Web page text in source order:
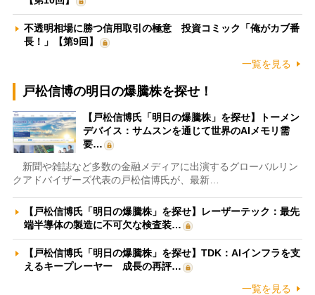
不透明相場に勝つ信用取引の極意 投資コミック「俺がカブ番
長！」【第9回】
一覧を見る
戸松信博の明日の爆騰株を探せ！
【戸松信博氏「明日の爆騰株」を探せ】トーメン
デバイス：サムスンを通じて世界のAIメモリ需
要…
新聞や雑誌など多数の金融メディアに出演するグローバルリン
クアドバイザーズ代表の戸松信博氏が、最新…
【戸松信博氏「明日の爆騰株」を探せ】レーザーテック：最先
端半導体の製造に不可欠な検査装…
【戸松信博氏「明日の爆騰株」を探せ】TDK：AIインフラを支
えるキープレーヤー 成長の再評…
一覧を見る